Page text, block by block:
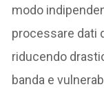
modo
processare dati
riducendo
banda e